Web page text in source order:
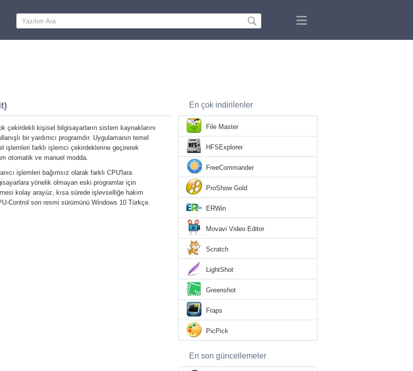
çekirdekli kişisel bilgisayarların sistem kaynaklarını
bir yardımcı programdır. Uygulamanın temel
işlemleri farklı işlemci çekirdeklerine geçirerek
otomatik ve manuel modda.
işlemleri bağımsız olarak farklı CPU'lara
yönelik olmayan eski programlar için
kolay arayüz, kısa sürede işlevselliğe hakim
Control son resmi sürümünü Windows 10 Türkçe.
En çok indirilenler
File Master
HFSExplorer
FreeCommander
ProShow Gold
ERWin
Movavi Video Editor
Scratch
LightShot
Greenshot
Fraps
PicPick
En son güncellemeler